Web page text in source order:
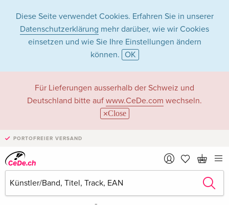
Diese Seite verwendet Cookies. Erfahren Sie in unserer
Datenschutzerklärung mehr darüber, wie wir Cookies
einsetzen und wie Sie Ihre Einstellungen ändern
können. OK
Für Lieferungen ausserhalb der Schweiz und
Deutschland bitte auf www.CeDe.com wechseln.
Close
PORTOFREIER VERSAND